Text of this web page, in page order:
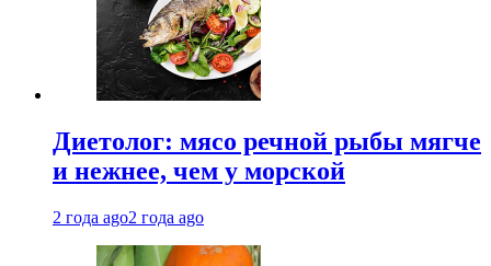
Диетолог: мясо речной рыбы мягче
и нежнее, чем у морской
2 года ago2 года ago